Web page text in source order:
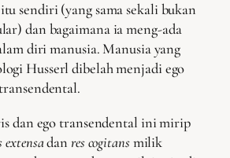
sendiri (yang sama sekali bukan
dan bagaimana ia meng-ada
diri manusia. Manusia yang
Husserl dibelah menjadi ego
dan ego transendental ini mirip
extensadan res cogitansmilik